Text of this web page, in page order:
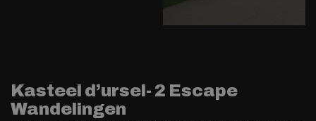
Kasteel d’ursel- 2 Escape
Wandelingen